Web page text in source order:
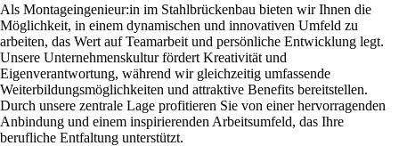
Als Montageingenieur:in im Stahlbrückenbau bieten wir Ihnen die
Möglichkeit, in einem dynamischen und innovativen Umfeld zu
arbeiten, das Wert auf Teamarbeit und persönliche Entwicklung legt.
Unsere Unternehmenskultur fördert Kreativität und
Eigenverantwortung, während wir gleichzeitig umfassende
Weiterbildungsmöglichkeiten und attraktive Benefits bereitstellen.
Durch unsere zentrale Lage profitieren Sie von einer hervorragenden
Anbindung und einem inspirierenden Arbeitsumfeld, das Ihre
berufliche Entfaltung unterstützt.